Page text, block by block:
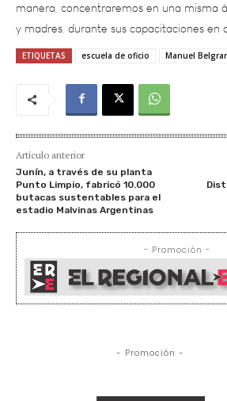
ETIQUETAS escuela de oficio Manuel
Artículo anterior
Junín, a través de su planta
Punto Limpio, fabricó 10.000
butacas sustentables para el
estadio Malvinas Argentinas
- Promoción -
- Promoción -